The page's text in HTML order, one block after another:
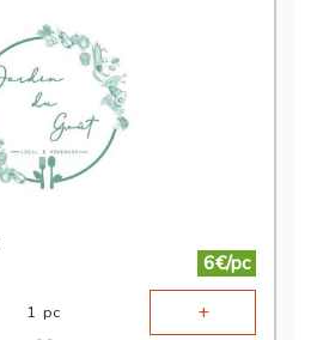
6€/pc
1 pc +